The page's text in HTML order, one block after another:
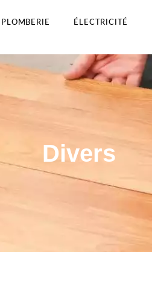
PLOMBERIE ÉLECTRICITÉ
Divers